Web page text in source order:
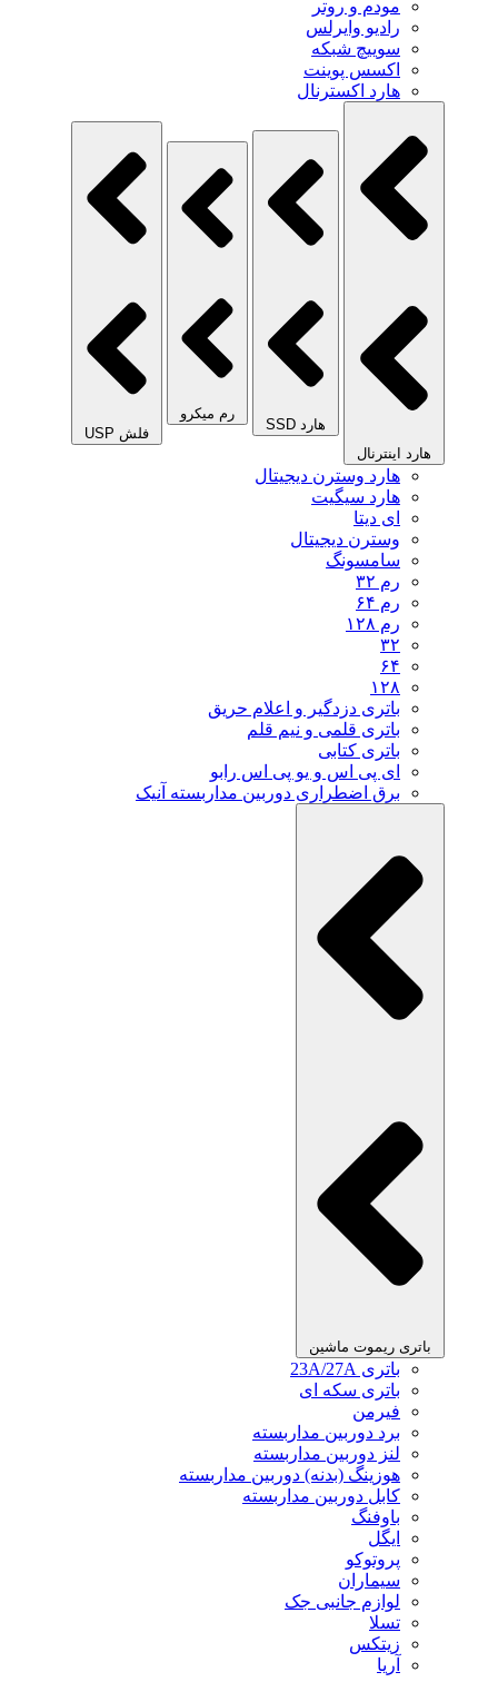
مودم و روتر
رادیو وایرلس
سوییچ شبکه
اکسس پوینت
هارد اکسترنال
هارد اینترنال
هارد SSD
رم میکرو
فلش USP
هارد وسترن دیجیتال
هارد سیگیت
ای دیتا
وسترن دیجیتال
سامسونگ
رم ۳۲
رم ۶۴
رم ۱۲۸
۳۲
۶۴
۱۲۸
باتری دزدگیر و اعلام حریق
باتری قلمی و نیم قلم
باتری کتابی
ای پی اس و یو پی اس رابو
برق اضطراری دوربین مداربسته آنیک
باتری ریموت ماشین
باتری 23A/27A
باتری سکه ای
فیرمن
برد دوربین مداربسته
لنز دوربین مداربسته
هوزینگ (بدنه) دوربین مداربسته
کابل دوربین مداربسته
باوفنگ
ایگل
پروتوکو
سیماران
لوازم جانبی جک
تسلا
زیتکس
آریا